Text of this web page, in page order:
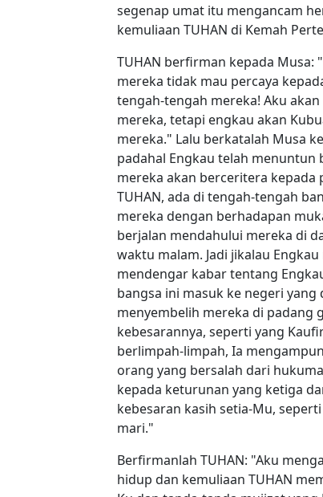
segenap umat itu mengancam
kemuliaan TUHAN di Kemah
TUHAN berfirman kepada Musa:
mereka tidak mau percaya
tengah-tengah mereka! Aku
mereka, tetapi engkau akan
mereka." Lalu berkatalah Musa
padahal Engkau telah
mereka akan berceritera kepada
TUHAN, ada di tengah-tengah
mereka dengan berhadapan
berjalan mendahului mereka di
waktu malam. Jadi jikalau
mendengar kabar tentang
bangsa ini masuk ke negeri
menyembelih mereka di padang
kebesarannya, seperti yang
berlimpah-limpah, Ia
orang yang bersalah dari
kepada keturunan yang ketiga
kebesaran kasih setia-Mu,
mari."
Berfirmanlah TUHAN: "Aku
hidup dan kemuliaan TUHAN